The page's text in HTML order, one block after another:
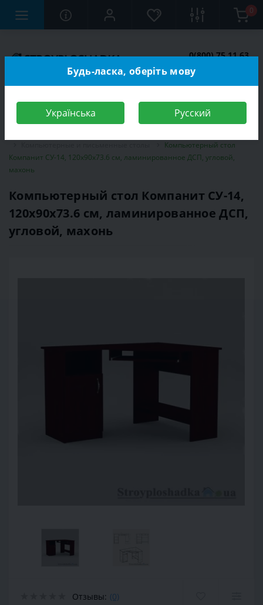
0
0(800) 75 11 63
Компьютерный стол
Компанит СУ-14, 120х90х73.6 см, ламинированное ДСП, угловой,
махонь
Компьютерный стол Компанит СУ-14,
120х90х73.6 см, ламинированное ДСП,
угловой, махонь
Отзывы: (0)
Будь-ласка, оберіть мову
Українська Русский